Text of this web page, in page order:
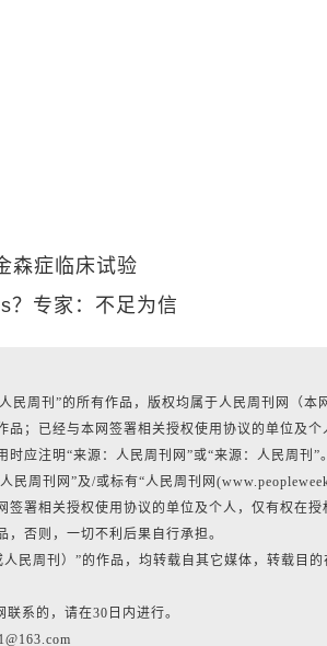
森症临床试验
？专家：不足为信
民周刊”的所有作品，版权均属于人民周刊网（
品；已经与本网签署相关授权使用协议的单位及
应注明“来源：人民周刊网”或“来源：人民周刊
民周刊网”及/或标有“人民周刊网
签署相关授权使用协议的单位及个人，仅有权在
否则，一切不利后果自行承担。
民周刊）”的作品，均转载自其它媒体，转载目
系的，请在30日内进行。